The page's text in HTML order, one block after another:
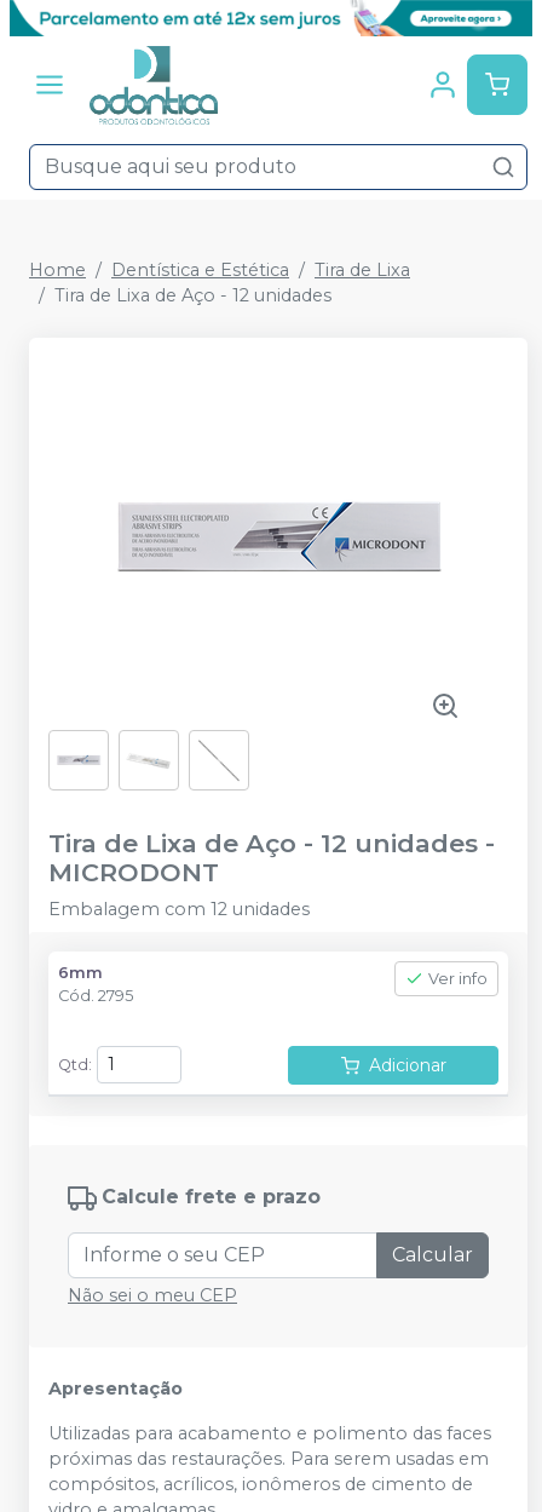
Home Dentística e Estética
Tira de Lixa
Tira de Lixa de Aço - 12 unidades
Tira de Lixa de Aço - 12 unidades -
MICRODONT
Embalagem com 12 unidades
6mm
Cód. 2795
Ver info
Qtd : Adicionar
Calcule frete e prazo
Calcular
Não sei o meu CEP
Apresentação
Utilizadas para acabamento e polimento das faces
próximas das restaurações. Para serem usadas em
compósitos, acrílicos, ionômeros de cimento de